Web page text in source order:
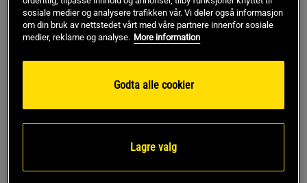
ResveraCel Vitamin B3 60
kapsler
Kjøp
NAC 90 kapsler
Thorne Research Inc.
450 kr
sosiale medier og analysere trafikken vår. Vi deler også informasjon
om din bruk av nettstedet vårt med våre partnere innenfor sosiale
medier, reklame og analyse. More information
Godta alle cookier
Lagre valg